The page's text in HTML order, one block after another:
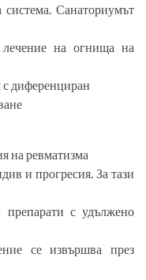
система. Санаториумът
на огнища на
диференциран
на ревматизма
и прогресия. За тази
препарати с удължено
се извършва през